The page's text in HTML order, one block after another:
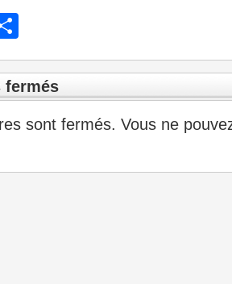
fermés
sont fermés. Vous ne